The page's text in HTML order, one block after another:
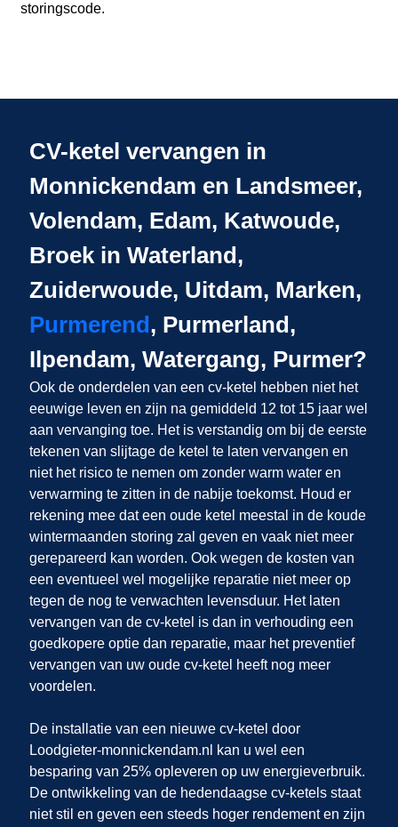
storingscode.
CV-ketel vervangen in
Monnickendam en Landsmeer,
Volendam, Edam, Katwoude,
Broek in Waterland,
Zuiderwoude, Uitdam, Marken,
Purmerend, Purmerland,
Ilpendam, Watergang, Purmer?
Ook de onderdelen van een cv-ketel hebben niet het
eeuwige leven en zijn na gemiddeld 12 tot 15 jaar wel
aan vervanging toe. Het is verstandig om bij de eerste
tekenen van slijtage de ketel te laten vervangen en
niet het risico te nemen om zonder warm water en
verwarming te zitten in de nabije toekomst. Houd er
rekening mee dat een oude ketel meestal in de koude
wintermaanden storing zal geven en vaak niet meer
gerepareerd kan worden. Ook wegen de kosten van
een eventueel wel mogelijke reparatie niet meer op
tegen de nog te verwachten levensduur. Het laten
vervangen van de cv-ketel is dan in verhouding een
goedkopere optie dan reparatie, maar het preventief
vervangen van uw oude cv-ketel heeft nog meer
voordelen.
De installatie van een nieuwe cv-ketel door
Loodgieter-monnickendam.nl
kan u wel een
besparing van 25% opleveren op uw energieverbruik.
De ontwikkeling van de hedendaagse cv-ketels staat
niet stil en geven een steeds hoger rendement en zijn